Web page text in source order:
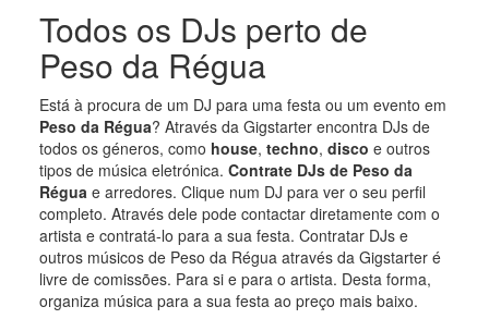
Todos os DJs perto de
Peso da Régua
Está à procura de um DJ para uma festa ou um evento em
Peso da Régua? Através da Gigstarter encontra DJs de
todos os géneros, como house, techno, disco e outros
tipos de música eletrónica. Contrate DJs de Peso da
Régua e arredores. Clique num DJ para ver o seu perfil
completo. Através dele pode contactar diretamente com o
artista e contratá-lo para a sua festa. Contratar DJs e
outros músicos de Peso da Régua através da Gigstarter é
livre de comissões. Para si e para o artista. Desta forma,
organiza música para a sua festa ao preço mais baixo.